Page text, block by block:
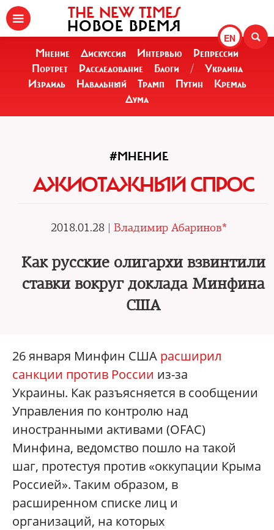
EN
THE NEW TIMES
НОВОЕ ВРЕМЯ
Мнение Дискуссия Интервью
Репрессии
Портрет
Расследование Блоги /
Украина
Израиль
Навальный Трамп Путин
Кремль
Дума
#МНЕНИЕ
АЖИОТАЖНЫЙ СПРОС
2018.01.28 | Владимир Абаринов*
Как русские олигархи взвинтили
ставки вокруг доклада Минфина
США
26 января Минфин США расширил
санкции против России из-за
Украины. Как разъясняется в сообщении
Управления по контролю над
иностранными активами (OFAC)
Минфина, ведомство пошло на такой
шаг, протестуя против «оккупации Крыма
Россией». Таким образом, в
расширенном списке лиц и
организаций, на которых